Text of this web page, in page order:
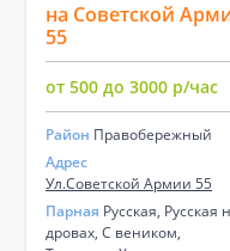
на Советской
55
от 500 до 3000 р/час
Район Правобережный
Адрес
Ул.Советской Армии 55
Парная Русская, Русская
дровах, С веником,